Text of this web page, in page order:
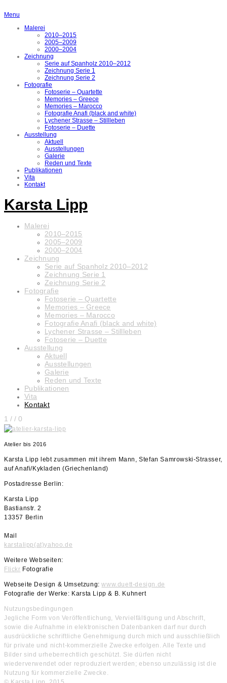
Menu
Malerei
2010–2015
2005–2009
2000–2004
Zeichnung
Serie auf Spanholz 2010–2012
Zeichnung Serie 1
Zeichnung Serie 2
Fotografie
Fotoserie – Quartette
Memories – Greece
Memories – Marocco
Fotografie Anafi (black and white)
Lychener Strasse – Stillleben
Fotoserie – Duette
Ausstellung
Aktuell
Ausstellungen
Galerie
Reden und Texte
Publikationen
Vita
Kontakt
Karsta Lipp
Malerei
2010–2015
2005–2009
2000–2004
Zeichnung
Serie auf Spanholz 2010–2012
Zeichnung Serie 1
Zeichnung Serie 2
Fotografie
Fotoserie – Quartette
Memories – Greece
Memories – Marocco
Fotografie Anafi (black and white)
Lychener Strasse – Stillleben
Fotoserie – Duette
Ausstellung
Aktuell
Ausstellungen
Galerie
Reden und Texte
Publikationen
Vita
Kontakt
1 / / 0
Atelier bis 2016
Karsta Lipp lebt zusammen mit ihrem Mann, Stefan Samrowski-Strasser,
auf Anafi/Kykladen (Griechenland)
Postadresse Berlin:
Karsta Lipp
Bastianstr. 2
13357 Berlin
Mail
karstalipp(at)yahoo.de
Weitere Webseiten:
Flickr Fotografie
Webseite Design & Umsetzung:www.duett-design.de
Fotografie der Werke: Karsta Lipp & B. Kuhnert
Nutzungsbedingungen
Jegliche Form von Veröffentlichung, Vervielfältigung und Abschrift,
sowie die Aufnahme in elektronischen Datenbanken darf nur durch
ausdrückliche schriftliche Genehmigung durch mich und ausschließlich
für private und nicht-kommerzielle Zwecke erfolgen. Alle Texte und
Bilder sind urheberrechtlich geschützt. Sie dürfen nicht
wiederverwendet oder reproduziert werden; ebenso unzulässig ist die
Nutzung für kommerzielle Zwecke.